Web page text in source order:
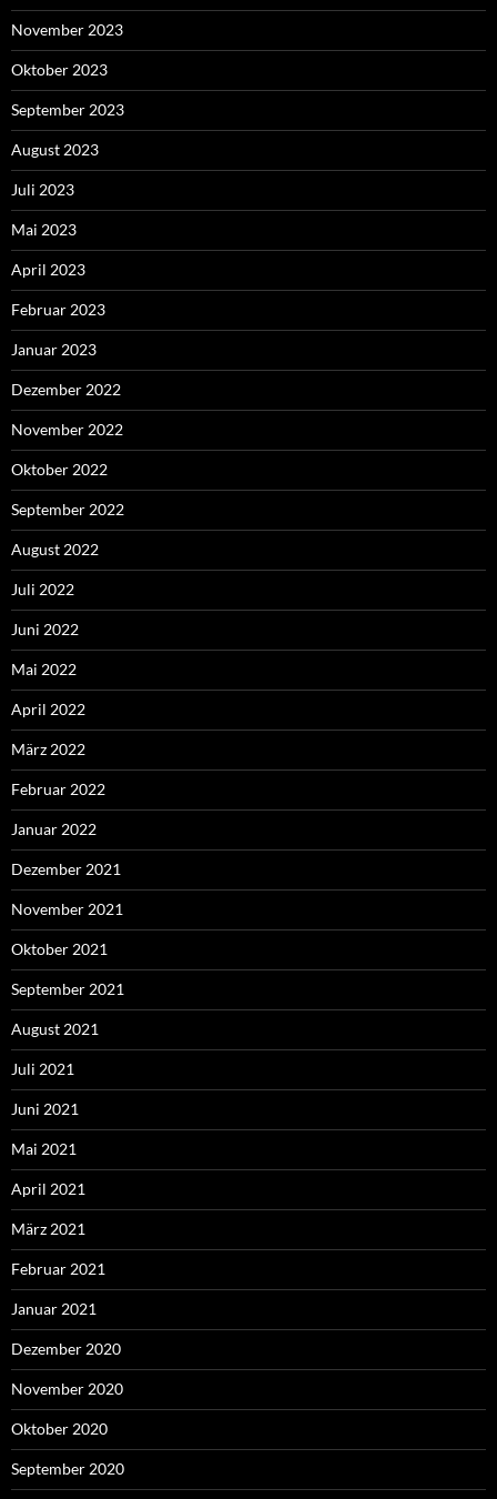
November 2023
Oktober 2023
September 2023
August 2023
Juli 2023
Mai 2023
April 2023
Februar 2023
Januar 2023
Dezember 2022
November 2022
Oktober 2022
September 2022
August 2022
Juli 2022
Juni 2022
Mai 2022
April 2022
März 2022
Februar 2022
Januar 2022
Dezember 2021
November 2021
Oktober 2021
September 2021
August 2021
Juli 2021
Juni 2021
Mai 2021
April 2021
März 2021
Februar 2021
Januar 2021
Dezember 2020
November 2020
Oktober 2020
September 2020